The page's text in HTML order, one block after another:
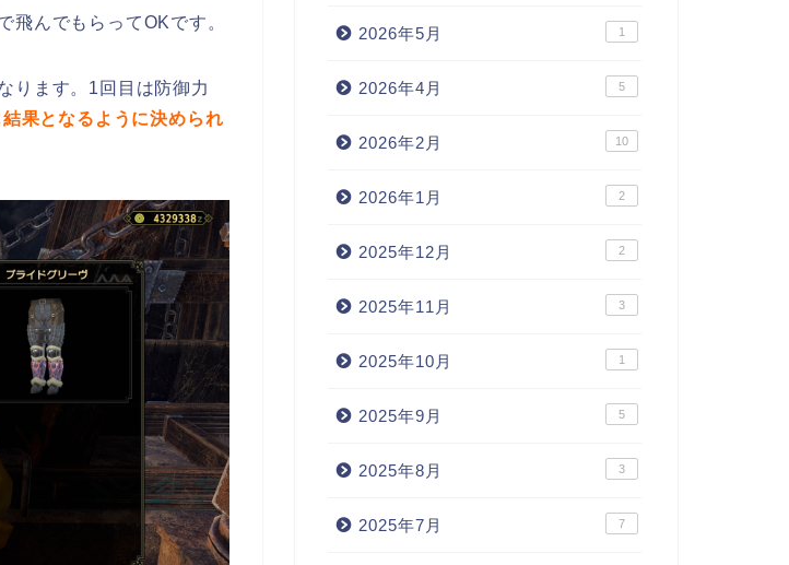
飛んでもらってOKです。
ります。1回目は防御力
果となるように決められ
2026年5月 1
2026年4月 5
2026年2月 10
2026年1月 2
2025年12月 2
2025年11月 3
2025年10月 1
2025年9月 5
2025年8月 3
2025年7月 7